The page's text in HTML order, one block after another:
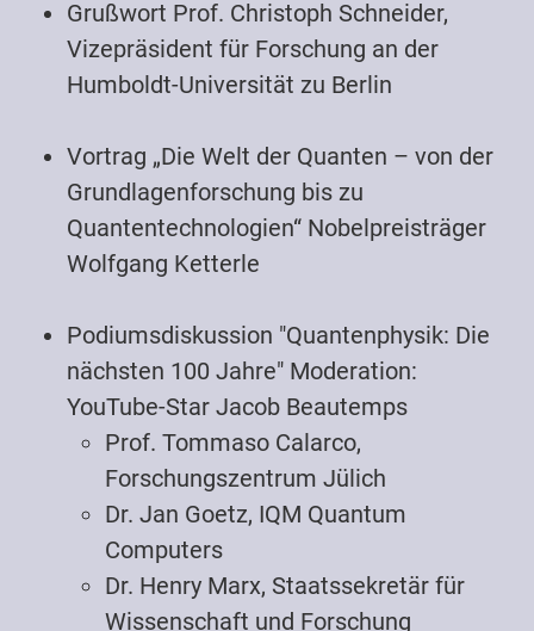
Grußwort Prof. Christoph Schneider,
Vizepräsident für Forschung an der
Humboldt-Universität zu Berlin
Vortrag „Die Welt der Quanten – von der
Grundlagenforschung bis zu
Quantentechnologien“ Nobelpreisträger
Wolfgang Ketterle
Podiumsdiskussion "Quantenphysik: Die
nächsten 100 Jahre" Moderation:
YouTube-Star Jacob Beautemps
Prof. Tommaso Calarco,
Forschungszentrum Jülich
Dr. Jan Goetz, IQM Quantum
Computers
Dr. Henry Marx, Staatssekretär für
Wissenschaft und Forschung